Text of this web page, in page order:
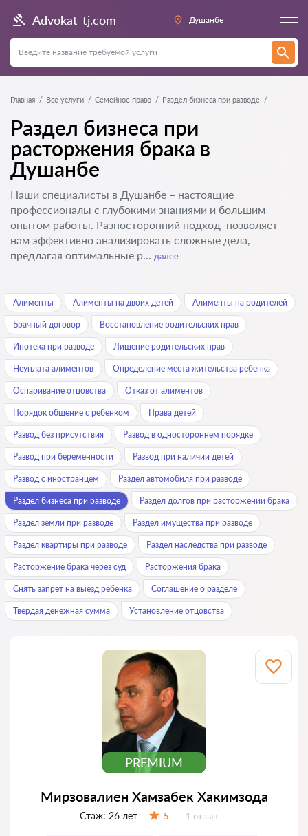
Advokat-tj.com Душанбе
Главная Все услуги Семейное право Раздел бизнеса при разводе
Раздел бизнеса при
расторжения брака в
Душанбе
Наши специалисты в Душанбе – настоящие
профессионалы с глубокими знаниями и большим
опытом работы. Разносторонний подход позволяет
нам эффективно анализировать сложные дела,
предлагая оптимальные р... далее
Алименты Алименты на двоих детей Алименты на родителей
Брачный договор Восстановление родительских прав
Ипотека при разводе Лишение родительских прав
Неуплата алиментов Определение места жительства ребенка
Оспаривание отцовства Отказ от алиментов
Порядок общение с ребенком Права детей
Развод без присутствия Развод в одностороннем порядке
Развод при беременности Развод при наличии детей
Развод с иностранцем Раздел автомобиля при разводе
Раздел бизнеса при разводе Раздел долгов при расторжении брака
Раздел земли при разводе Раздел имущества при разводе
Раздел квартиры при разводе Раздел наследства при разводе
Расторжение брака через суд Расторжения брака
Снять запрет на выезд ребенка Соглашение о разделе
Твердая денежная сумма Установление отцовства
PREMIUM
Мирзовалиен Хамзабек Хакимзода
Стаж: 26 лет 5 Отзывов:
1 отзыв